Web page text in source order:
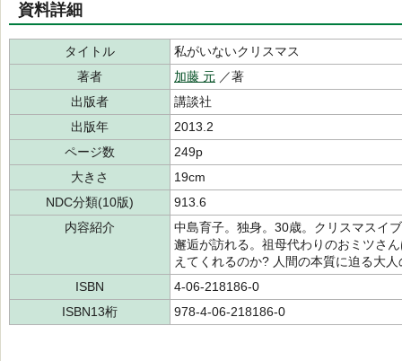
資料詳細
タイトル
私がいないクリスマス
著者
加藤 元 ／著
出版者
講談社
出版年
2013.2
ページ数
249p
大きさ
19cm
NDC分類(10版)
913.6
内容紹介
中島育子。独身。30歳。クリスマスイ
邂逅が訪れる。祖母代わりのおミツさ
えてくれるのか? 人間の本質に迫る大
ISBN
4-06-218186-0
ISBN13桁
978-4-06-218186-0